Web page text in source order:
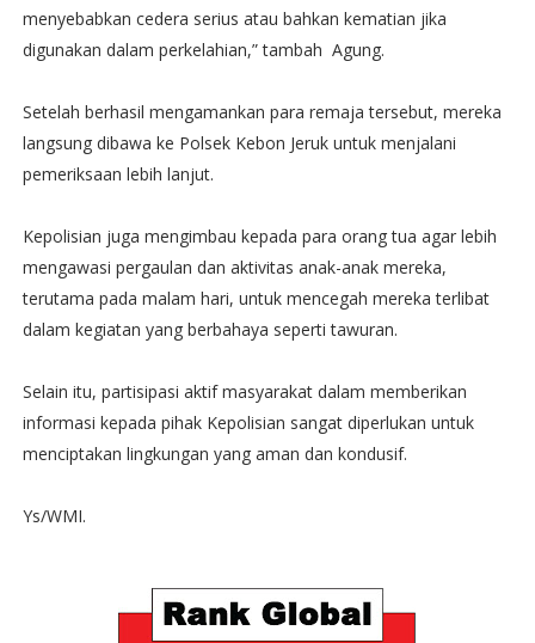
menyebabkan cedera serius atau bahkan kematian jika
digunakan dalam perkelahian,” tambah Agung.
Setelah berhasil mengamankan para remaja tersebut, mereka
langsung dibawa ke Polsek Kebon Jeruk untuk menjalani
pemeriksaan lebih lanjut.
Kepolisian juga mengimbau kepada para orang tua agar lebih
mengawasi pergaulan dan aktivitas anak-anak mereka,
terutama pada malam hari, untuk mencegah mereka terlibat
dalam kegiatan yang berbahaya seperti tawuran.
Selain itu, partisipasi aktif masyarakat dalam memberikan
informasi kepada pihak Kepolisian sangat diperlukan untuk
menciptakan lingkungan yang aman dan kondusif.
Ys/WMI.